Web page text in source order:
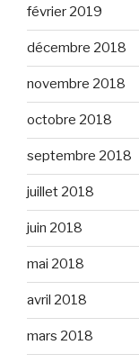
février 2019
décembre 2018
novembre 2018
octobre 2018
septembre 2018
juillet 2018
juin 2018
mai 2018
avril 2018
mars 2018